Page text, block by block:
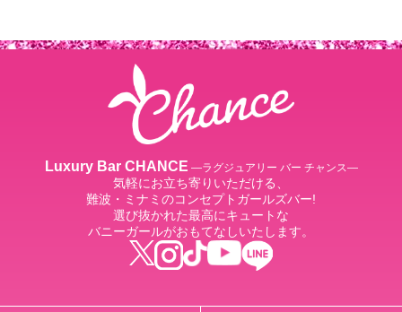
Luxury Bar CHANCE ―ラグジュアリー バー チャンス―
気軽にお立ち寄りいただける、
難波・ミナミのコンセプトガールズバー!
選び抜かれた最高にキュートな
バニーガールがおもてなしいたします。